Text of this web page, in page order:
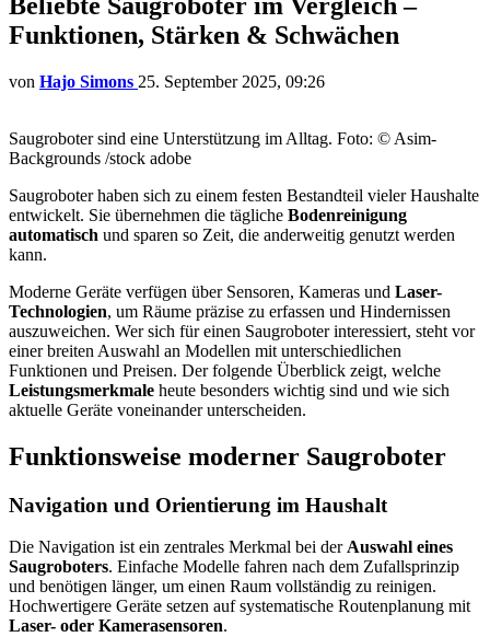
Funktionen, Stärken & Schwächen
von Hajo Simons 25. September 2025, 09:26
Saugroboter sind eine Unterstützung im Alltag. Foto: © Asim-
Backgrounds /stock adobe
Saugroboter haben sich zu einem festen Bestandteil vieler Haushalte
entwickelt. Sie übernehmen die tägliche Bodenreinigung
automatisch und sparen so Zeit, die anderweitig genutzt werden
kann.
Moderne Geräte verfügen über Sensoren, Kameras und Laser-
Technologien, um Räume präzise zu erfassen und Hindernissen
auszuweichen. Wer sich für einen Saugroboter interessiert, steht vor
einer breiten Auswahl an Modellen mit unterschiedlichen
Funktionen und Preisen. Der folgende Überblick zeigt, welche
Leistungsmerkmale heute besonders wichtig sind und wie sich
aktuelle Geräte voneinander unterscheiden.
Funktionsweise moderner Saugroboter
Navigation und Orientierung im Haushalt
Die Navigation ist ein zentrales Merkmal bei der Auswahl eines
Saugroboters. Einfache Modelle fahren nach dem Zufallsprinzip
und benötigen länger, um einen Raum vollständig zu reinigen.
Hochwertigere Geräte setzen auf systematische Routenplanung mit
Laser- oder Kamerasensoren.